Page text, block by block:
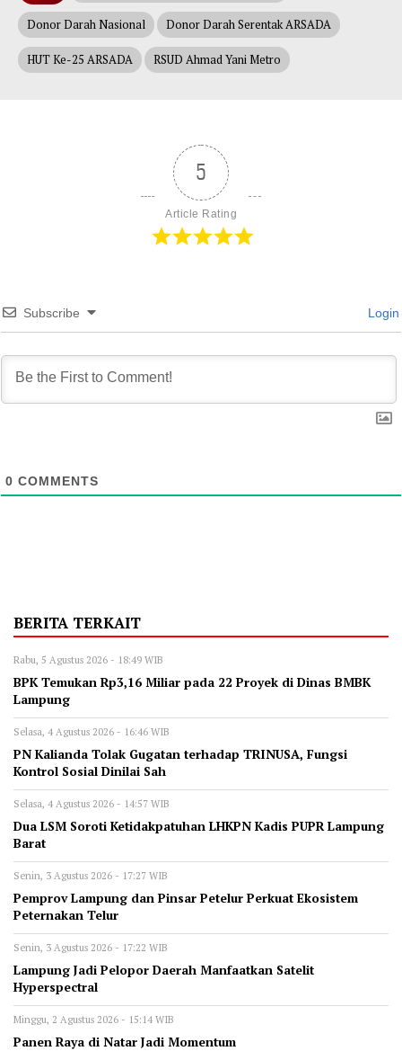
Donor Darah Nasional Donor Darah Serentak ARSADA
HUT Ke-25 ARSADA RSUD Ahmad Yani Metro
5
Article Rating
Subscribe Login
0 COMMENTS
BERITA TERKAIT
Rabu, 5 Agustus 2026 - 18:49 WIB
BPK Temukan Rp3,16 Miliar pada 22 Proyek di Dinas BMBK
Lampung
Selasa, 4 Agustus 2026 - 16:46 WIB
PN Kalianda Tolak Gugatan terhadap TRINUSA, Fungsi
Kontrol Sosial Dinilai Sah
Selasa, 4 Agustus 2026 - 14:57 WIB
Dua LSM Soroti Ketidakpatuhan LHKPN Kadis PUPR Lampung
Barat
Senin, 3 Agustus 2026 - 17:27 WIB
Pemprov Lampung dan Pinsar Petelur Perkuat Ekosistem
Peternakan Telur
Senin, 3 Agustus 2026 - 17:22 WIB
Lampung Jadi Pelopor Daerah Manfaatkan Satelit
Hyperspectral
Minggu, 2 Agustus 2026 - 15:14 WIB
Panen Raya di Natar Jadi Momentum